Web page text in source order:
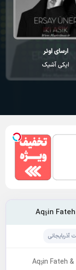
ارسای اونر
ایکی آشیک